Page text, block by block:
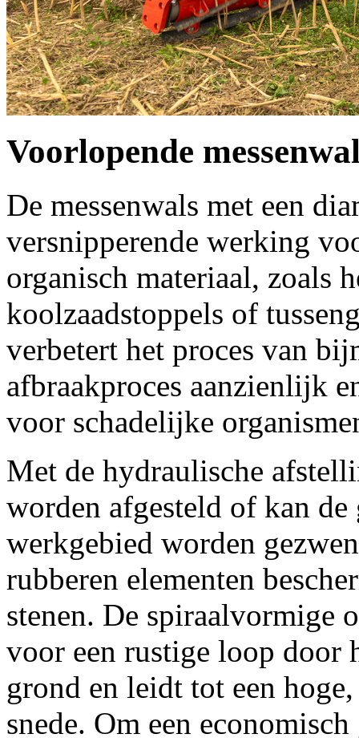
Voorlopende
De messenwals met een
versnipperende werking
organisch materiaal, zoals
koolzaadstoppels of
verbetert het proces van
afbraakproces aanzienlijk
voor schadelijke
Met de hydraulische
worden afgesteld of kan
werkgebied worden
rubberen elementen
stenen. De spiraalvormige
voor een rustige loop door
grond en leidt tot een
snede. Om een